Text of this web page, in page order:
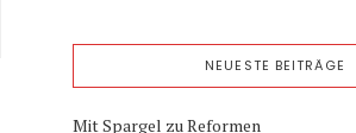
NEUESTE BEITRÄGE
Mit Spargel zu Reformen